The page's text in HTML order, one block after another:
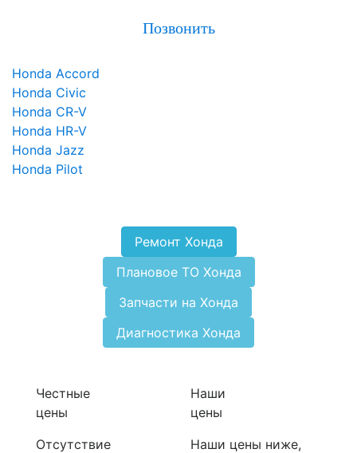
Позвонить
Honda Accord
Honda Civic
Honda CR-V
Honda HR-V
Honda Jazz
Honda Pilot
Ремонт Хонда
Плановое ТО Хонда
Запчасти на Хонда
Диагностика Хонда
Честные
цены
Отсутствие
Наши
цены
Наши цены ниже,